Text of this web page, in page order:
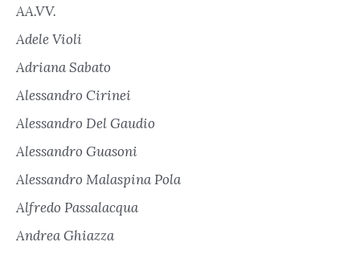
AA.VV.
Adele Violi
Adriana Sabato
Alessandro Cirinei
Alessandro Del Gaudio
Alessandro Guasoni
Alessandro Malaspina Pola
Alfredo Passalacqua
Andrea Ghiazza